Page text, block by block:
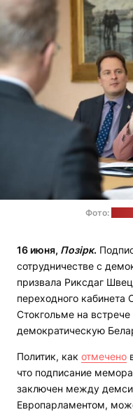
Фото:
16 июня, Позірк.
сотрудничестве с
призвала Риксдаг
переходного кабинета
Стокгольме на
демократическую
Политик, как отмечено
что подписание
заключен между
Европарламентом,